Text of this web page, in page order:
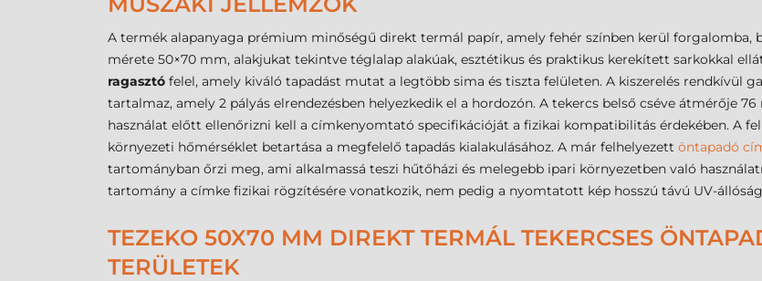
A termék alapanyaga prémium minőségű direkt termál papír, amely fehér színben kerül forgalomba,
mérete 50×70 mm, alakjukat tekintve téglalap alakúak, esztétikus és praktikus kerekített sarkokkal
ragasztó felel, amely kiváló tapadást mutat a legtöbb sima és tiszta felületen. A kiszerelés rendkívül
tartalmaz, amely 2 pályás elrendezésben helyezkedik el a hordozón. A tekercs belső cséve átmérője
használat előtt ellenőrizni kell a címkenyomtató specifikációját a fizikai kompatibilitás érdekében. A
környezeti hőmérséklet betartása a megfelelő tapadás kialakulásához. A már felhelyezett öntapadó
tartományban őrzi meg, ami alkalmassá teszi hűtőházi és melegebb ipari környezetben való
tartomány a címke fizikai rögzítésére vonatkozik, nem pedig a nyomtatott kép hosszú távú UV-
TEZEKO 50X70 MM DIREKT TERMÁL TEKERCSES
TERÜLETEK